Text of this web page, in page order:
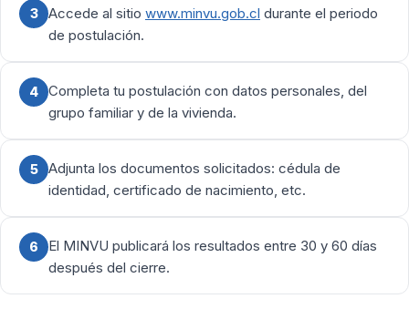
3 Accede al sitio www.minvu.gob.cl durante el periodo
de postulación.
4
Completa tu postulación con datos personales, del
grupo familiar y de la vivienda.
5
Adjunta los documentos solicitados: cédula de
identidad, certificado de nacimiento, etc.
6
El MINVU publicará los resultados entre 30 y 60 días
después del cierre.